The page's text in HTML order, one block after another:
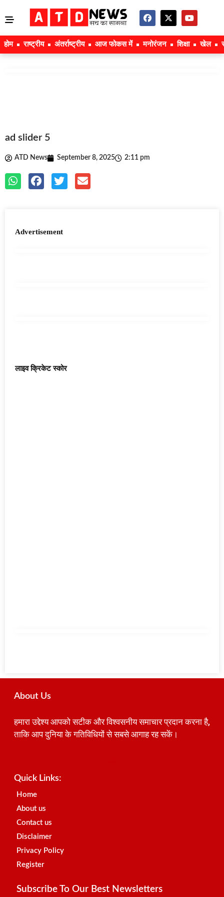
होम राष्ट्रीय अंतर्राष्ट्रीय आज फोकस में मनोरंजन शिक्षा खेल
ad slider 5
ATD News September 8, 2025 2:11 pm
Advertisement
लाइव क्रिकेट स्कोर
About Us
हमारा उद्देश्य आपको सटीक और विश्वसनीय समाचार प्रदान करना है,
ताकि आप दुनिया के गतिविधियों से सबसे आगाह रह सकें।
Quick Links:
Home
About us
Contact us
Disclaimer
Privacy Policy
Register
Subscribe To Our Best Newsletters